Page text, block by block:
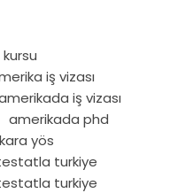
iş vizası
iş vizası
amerikada phd
yös
turkiye
turkiye